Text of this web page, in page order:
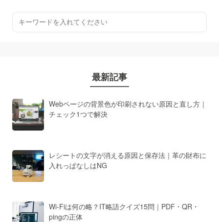
最新記事
Webページの背景色が印刷されない原因と直し方｜
チェック1つで解決
レシートの文字が消える原因と保存法｜革の財布に
入れっぱなしはNG
Wi-Fiは何の略？IT略語クイズ15問｜PDF・QR・
pingの正体